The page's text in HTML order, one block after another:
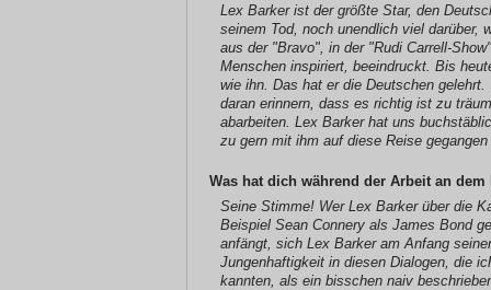
Lex Barker ist der größte Star, den
seinem Tod, noch unendlich viel darüber,
aus der "Bravo", in der "Rudi Carrell-
Menschen inspiriert, beeindruckt. Bis
wie ihn. Das hat er die Deutschen
daran erinnern, dass es richtig ist zu
abarbeiten. Lex Barker hat uns
zu gern mit ihm auf diese Reise gegangen
Was hat dich während der Arbeit an
Seine Stimme! Wer Lex Barker über die
Beispiel Sean Connery als James Bond
anfängt, sich Lex Barker am Anfang
Jungenhaftigkeit in diesen Dialogen, die
kannten, als ein bisschen naiv